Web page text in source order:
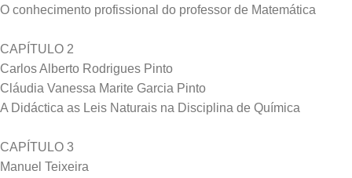
O conhecimento profissional do professor de Matemática
CAPÍTULO 2
Carlos Alberto Rodrigues Pinto
Cláudia Vanessa Marite Garcia Pinto
A Didáctica as Leis Naturais na Disciplina de Química
CAPÍTULO 3
Manuel Teixeira